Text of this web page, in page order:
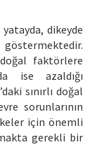
dikeyde
faktörlere
ise azaldığı
sınırlı doğal
sorunlarının
için önemli
gerekli bir